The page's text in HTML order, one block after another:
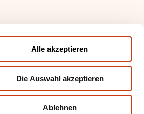
Alle akzeptieren
Die Auswahl akzeptieren
Ablehnen